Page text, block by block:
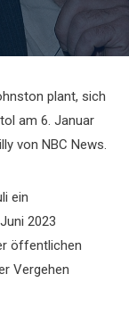
plant, sich
am 6. Januar
von NBC News.
ein
2023
öffentlichen
Vergehen